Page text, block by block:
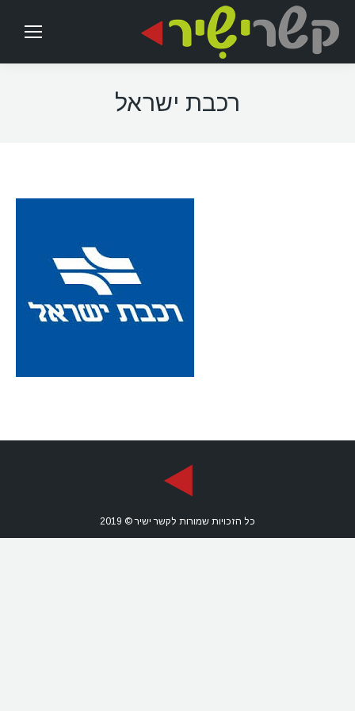
רכבת ישראל
כל הזכויות שמורות לקשר ישיר © 2019